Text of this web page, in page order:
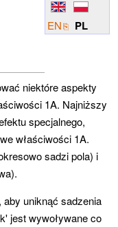
EN PL
niektóre aspekty
1A. Najniższy
specjalnego,
właściwości 1A.
sadzi pola) i
uniknąć sadzenia
jest wywoływane co